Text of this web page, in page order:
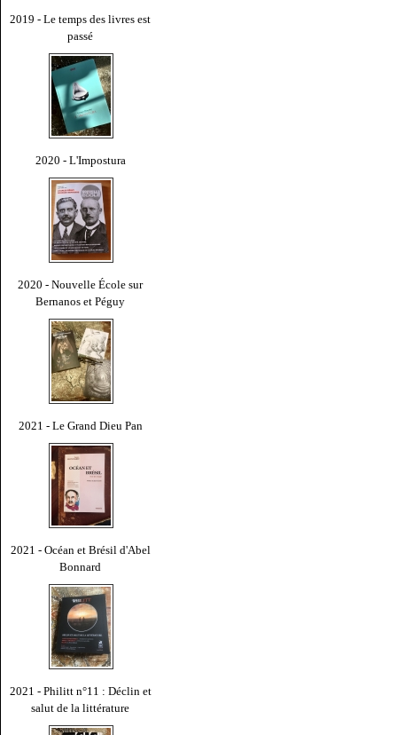
2019 - Le temps des livres est
passé
2020 - L'Impostura
2020 - Nouvelle École sur
Bernanos et Péguy
2021 - Le Grand Dieu Pan
2021 - Océan et Brésil d'Abel
Bonnard
2021 - Philitt n°11 : Déclin et
salut de la littérature